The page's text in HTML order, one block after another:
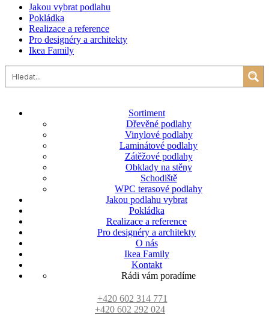
Jakou vybrat podlahu
Pokládka
Realizace a reference
Pro designéry a architekty
Ikea Family
Sortiment
Dřevěné podlahy
Vinylové podlahy
Laminátové podlahy
Zátěžové podlahy
Obklady na stěny
Schodiště
WPC terasové podlahy
Jakou podlahu vybrat
Pokládka
Realizace a reference
Pro designéry a architekty
O nás
Ikea Family
Kontakt
Rádi vám poradíme
+420 602 314 771
+420 602 292 024